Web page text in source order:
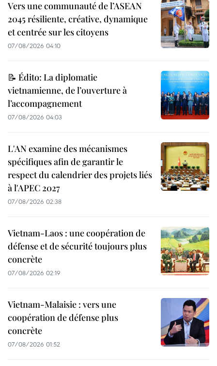
Vers une communauté de l’ASEAN
2045 résiliente, créative, dynamique
et centrée sur les citoyens
07/08/2026 04:10
📝 Édito: La diplomatie
vietnamienne, de l’ouverture à
l’accompagnement
07/08/2026 04:03
L'AN examine des mécanismes
spécifiques afin de garantir le
respect du calendrier des projets liés
à l'APEC 2027
07/08/2026 02:38
Vietnam-Laos : une coopération de
défense et de sécurité toujours plus
concrète
07/08/2026 02:19
Vietnam-Malaisie : vers une
coopération de défense plus
concrète
07/08/2026 01:52